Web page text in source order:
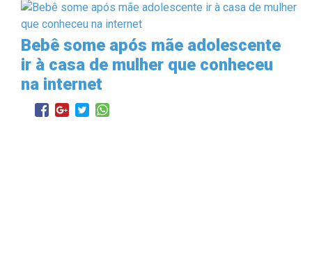
Bebê some após mãe adolescente
ir à casa de mulher que conheceu
na internet